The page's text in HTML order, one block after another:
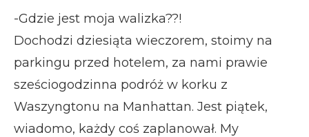
-Gdzie jest moja walizka??!
Dochodzi dziesiąta wieczorem, stoimy na
parkingu przed hotelem, za nami prawie
sześciogodzinna podróż w korku z
Waszyngtonu na Manhattan. Jest piątek,
wiadomo, każdy coś zaplanował. My